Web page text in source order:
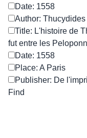
Date: 1558
Author: Thucydides
Title: L'histoire de
fut entre les
Date: 1558
Place: A Paris
Publisher: De